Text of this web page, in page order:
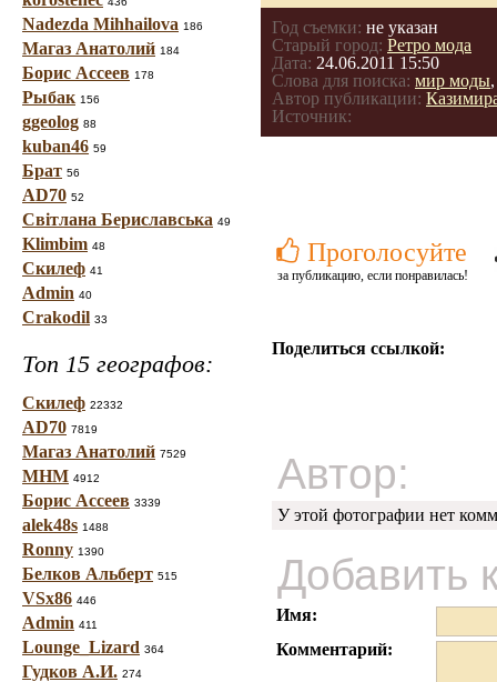
Nadezda Mihhailova 186
Магаз Анатолий 184
Борис Ассеев 178
Рыбак 156
ggeolog 88
kuban46 59
Брат 56
AD70 52
Світлана Бериславська 49
Klimbim 48
Скилеф 41
Admin 40
Crakodil 33
Топ 15 географов:
Скилеф 22332
AD70 7819
Магаз Анатолий 7529
МНМ 4912
Борис Ассеев 3339
alek48s 1488
Ronny 1390
Белков Альберт 515
VSx86 446
Admin 411
Lounge_Lizard 364
Гудков А.И. 274
Год съемки: не указан
Старый город: Ретро мода
Дата: 24.06.2011 15:50
Слова для поиска: мир моды
Автор публикации:
Источник:
Проголосуйте
за публикацию, если понравилась!
Поделиться ссылкой:
Автор:
У этой фотографии нет
Добавить
Имя:
Комментарий: